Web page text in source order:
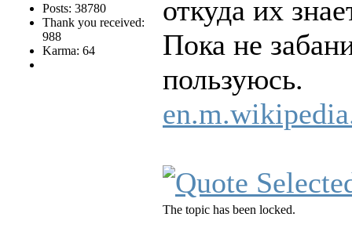
Posts: 38780
Thank you received:
988
Karma: 64
откуда их
Пока не
пользуюсь.
The topic has been locked.